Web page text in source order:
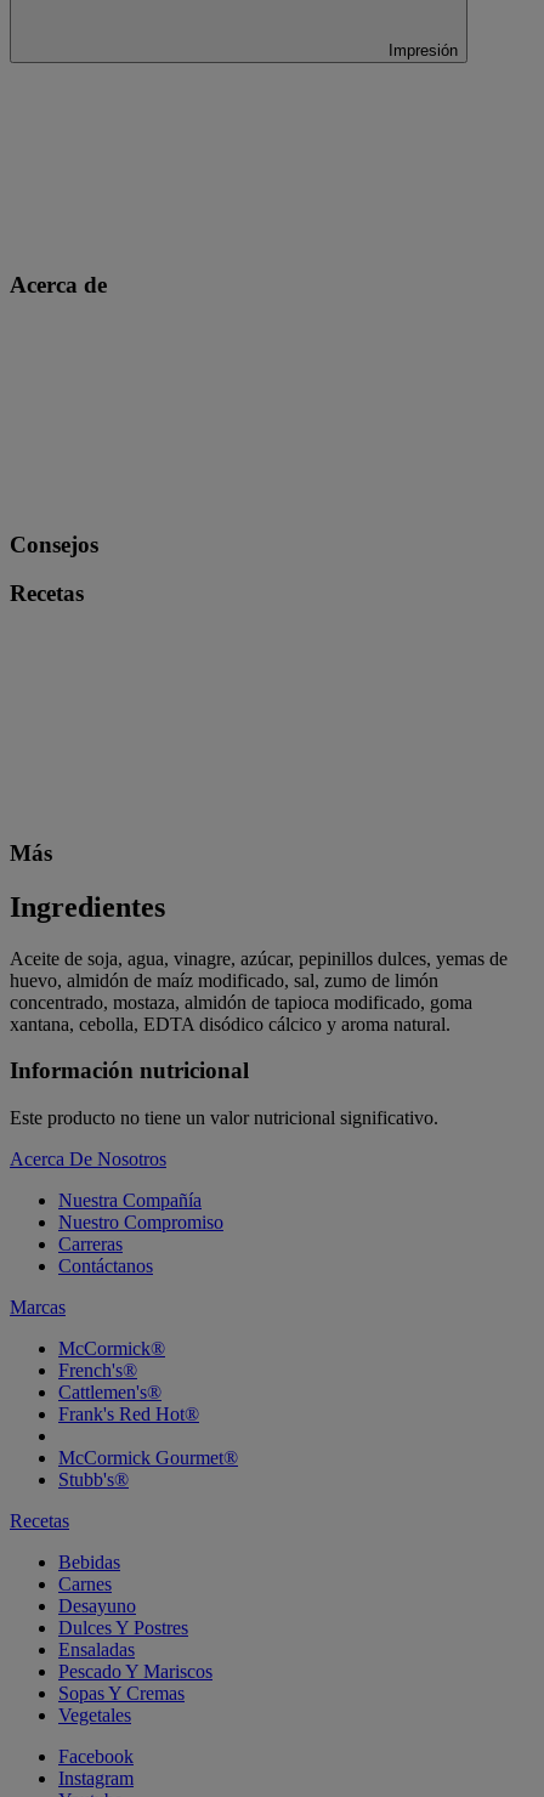
Impresión
Acerca de
Consejos
Recetas
Más
Ingredientes
Aceite de soja, agua, vinagre, azúcar, pepinillos dulces, yemas de
huevo, almidón de maíz modificado, sal, zumo de limón
concentrado, mostaza, almidón de tapioca modificado, goma
xantana, cebolla, EDTA disódico cálcico y aroma natural.
Información nutricional
Este producto no tiene un valor nutricional significativo.
Acerca De Nosotros
Nuestra Compañía
Nuestro Compromiso
Carreras
Contáctanos
Marcas
McCormick®
French's®
Cattlemen's®
Frank's Red Hot®
McCormick Gourmet®
Stubb's®
Recetas
Bebidas
Carnes
Desayuno
Dulces Y Postres
Ensaladas
Pescado Y Mariscos
Sopas Y Cremas
Vegetales
Facebook
Instagram